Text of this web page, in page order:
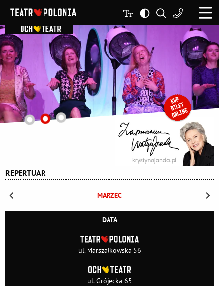
REPERTUAR
MARZEC
DATA
ul. Marszałkowska 56
ul. Grójecka 65